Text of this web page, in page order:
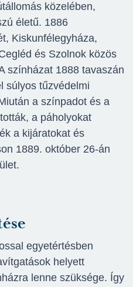
közelében,
életű. 1886
Kiskunfélegyháza,
és Szolnok közös
színházat 1888 tavaszán
súlyos tűzvédelmi
a színpadot és a
a páholyokat
a kijáratokat és
1889. október 26-án
egyetértésben
helyett
lenne szüksége. Így